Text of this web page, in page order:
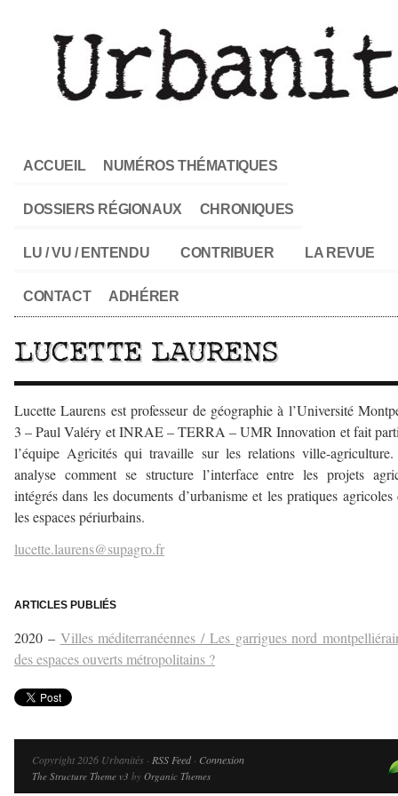
ACCUEIL NUMÉROS THÉMATIQUES
DOSSIERS RÉGIONAUX CHRONIQUES
LU / VU / ENTENDU CONTRIBUER LA REVUE
CONTACT ADHÉRER
LUCETTE LAURENS
Lucette Laurens est professeur de géographie à l’Université
3 – Paul Valéry et INRAE – TERRA – UMR Innovation et fait
l’équipe Agricités qui travaille sur les relations ville-
analyse comment se structure l’interface entre les projets
intégrés dans les documents d’urbanisme et les pratiques agricoles
les espaces périurbains.
lucette.laurens@supagro.fr
ARTICLES PUBLIÉS
2020 – Villes méditerranéennes / Les garrigues nord
des espaces ouverts métropolitains ?
Copyright 2026 Urbanités · RSS Feed· Connexion
The Structure Theme v3 by Organic Themes